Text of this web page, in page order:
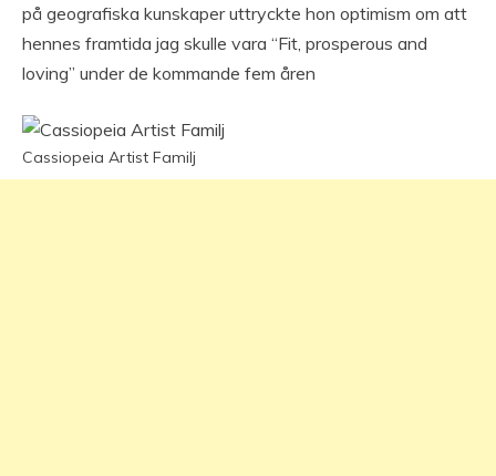
på geografiska kunskaper uttryckte hon optimism om att
hennes framtida jag skulle vara “Fit, prosperous and
loving” under de kommande fem åren
Cassiopeia Artist Familj